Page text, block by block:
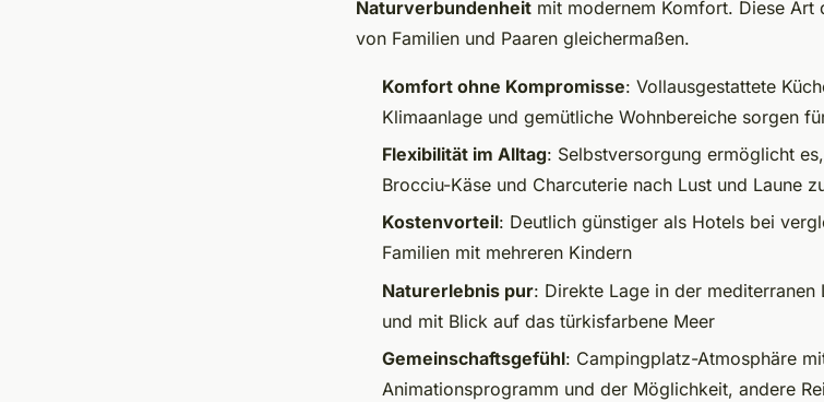
Naturverbundenheit mit modernem Komfort. Diese
von Familien und Paaren gleichermaßen.
Komfort ohne Kompromisse: Vollausgestattete
Klimaanlage und gemütliche Wohnbereiche sorgen
Flexibilität im Alltag: Selbstversorgung ermöglicht
Brocciu-Käse und Charcuterie nach Lust und Laune
Kostenvorteil: Deutlich günstiger als Hotels bei
Familien mit mehreren Kindern
Naturerlebnis pur: Direkte Lage in der
und mit Blick auf das türkisfarbene Meer
Gemeinschaftsgefühl: Campingplatz-Atmosphäre
Animationsprogramm und der Möglichkeit, andere